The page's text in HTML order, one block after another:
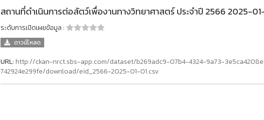
สถานที่ดำเนินการต่อสัตว์เพื่องานทางวิทยาศาสตร์ ประจำปี 2566 2025-
ระดับการเปิดเผยข้อมูล :
ดาวน์โหลด
URL: http://ckan-nrct.sbs-app.com/dataset/b269adc9-07b4-4324-9a73-
742924e299fe/download/eid_2566-2025-01-01.csv